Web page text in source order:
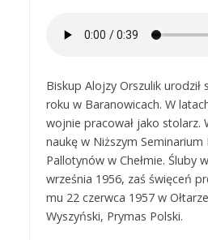
Biskup Alojzy Orszulik urodził
roku w Baranowicach. W
wojnie pracował jako stolarz.
naukę w Niższym
Pallotynów w Chełmie. Śluby
września 1956, zaś święceń
mu 22 czerwca 1957 w
Wyszyński, Prymas Polski.